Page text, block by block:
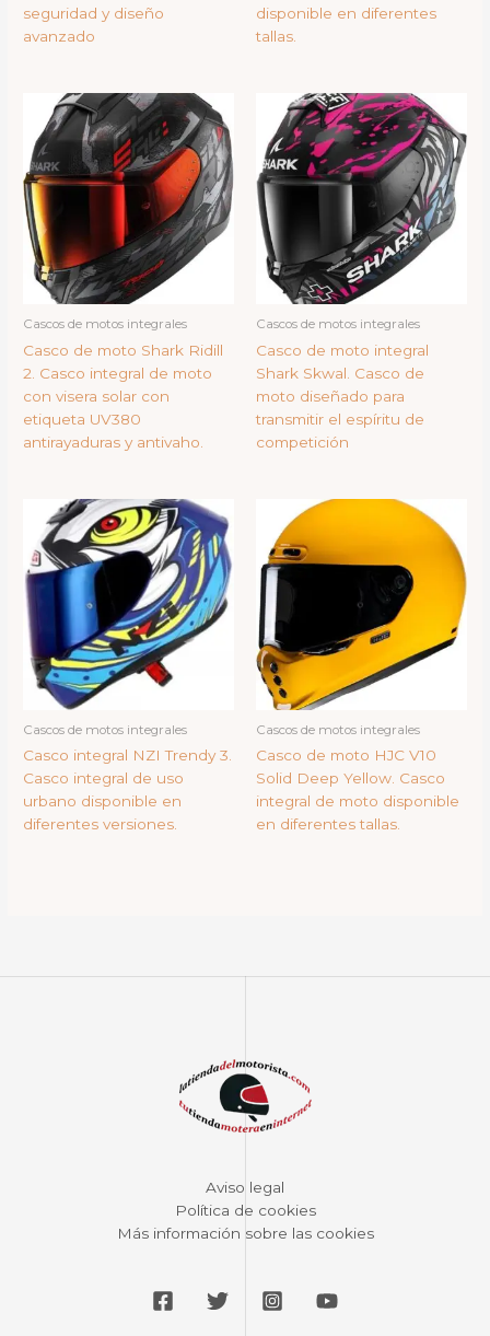
seguridad y diseño
avanzado
disponible en diferentes
tallas.
Cascos de motos integrales
Casco de moto Shark Ridill
2. Casco integral de moto
con visera solar con
etiqueta UV380
antirayaduras y antivaho.
Cascos de motos integrales
Casco de moto integral
Shark Skwal. Casco de
moto diseñado para
transmitir el espíritu de
competición
Cascos de motos integrales
Casco integral NZI Trendy 3.
Casco integral de uso
urbano disponible en
diferentes versiones.
Cascos de motos integrales
Casco de moto HJC V10
Solid Deep Yellow. Casco
integral de moto disponible
en diferentes tallas.
Aviso legal
Política de cookies
Más información sobre las cookies